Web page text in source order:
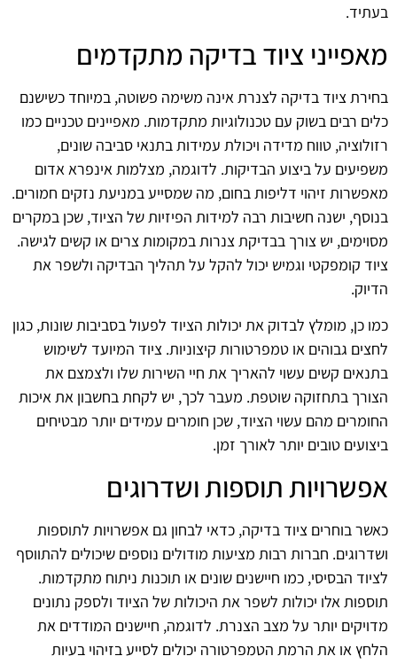
בעתיד.
מאפייני ציוד בדיקה מתקדמים
בחירת ציוד בדיקה לצנרת אינה משימה פשוטה, במיוחד כשישנם
כלים רבים בשוק עם טכנולוגיות מתקדמות. מאפיינים טכניים כמו
רזולוציה, טווח מדידה ויכולת עמידות בתנאי סביבה שונים,
משפיעים על ביצוע הבדיקות. לדוגמה, מצלמות אינפרא אדום
מאפשרות זיהוי דליפות בחום, מה שמסייע במניעת נזקים חמורים.
בנוסף, ישנה חשיבות רבה למידות הפיזיות של הציוד, שכן במקרים
מסוימים, יש צורך בבדיקת צנרות במקומות צרים או קשים לגישה.
ציוד קומפקטי וגמיש יכול להקל על תהליך הבדיקה ולשפר את
הדיוק.
כמו כן, מומלץ לבדוק את יכולות הציוד לפעול בסביבות שונות, כגון
לחצים גבוהים או טמפרטורות קיצוניות. ציוד המיועד לשימוש
בתנאים קשים עשוי להאריך את חיי השירות שלו ולצמצם את
הצורך בתחזוקה שוטפת. מעבר לכך, יש לקחת בחשבון את איכות
החומרים מהם עשוי הציוד, שכן חומרים עמידים יותר מבטיחים
ביצועים טובים יותר לאורך זמן.
אפשרויות תוספות ושדרוגים
כאשר בוחרים ציוד בדיקה, כדאי לבחון גם אפשרויות לתוספות
ושדרוגים. חברות רבות מציעות מודולים נוספים שיכולים להתווסף
לציוד הבסיסי, כמו חיישנים שונים או תוכנות ניתוח מתקדמות.
תוספות אלו יכולות לשפר את היכולות של הציוד ולספק נתונים
מדויקים יותר על מצב הצנרת. לדוגמה, חיישנים המודדים את
הלחץ או את הרמת הטמפרטורה יכולים לסייע בזיהוי בעיות